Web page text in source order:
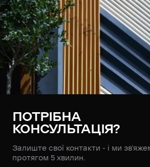
ПОТРІБНА
КОНСУЛЬТАЦІЯ?
Залиште свої контакти - і ми
протягом 5 хвилин.